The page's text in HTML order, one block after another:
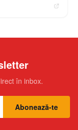
în inbox.
Abonează-te